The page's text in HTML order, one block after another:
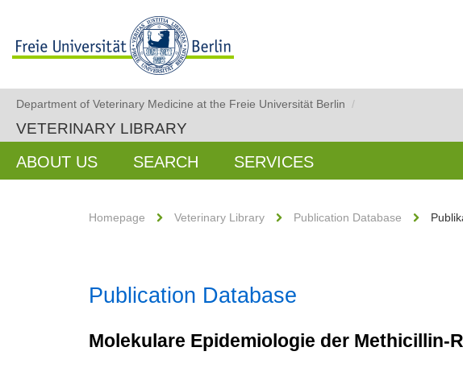
Department of Veterinary Medicine at the Freie Universität Berlin /
VETERINARY LIBRARY
ABOUT US SEARCH SERVICES
Homepage Veterinary Library Publication Database
Publication Database
Molekulare Epidemiologie der Methicillin-